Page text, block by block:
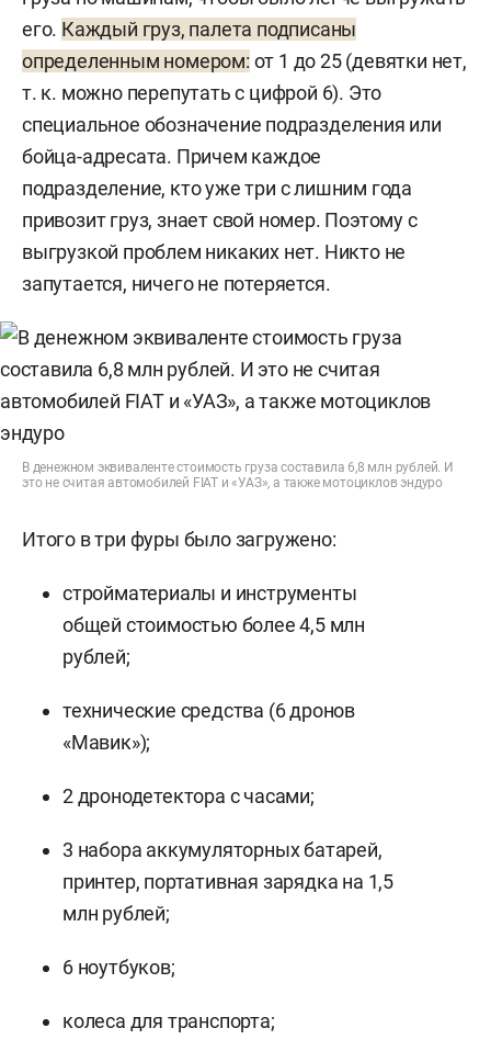
его. Каждый груз, палета подписаны
определенным номером: от 1 до 25 (девятки нет,
т. к. можно перепутать с цифрой 6). Это
специальное обозначение подразделения или
бойца-адресата. Причем каждое
подразделение, кто уже три с лишним года
привозит груз, знает свой номер. Поэтому с
выгрузкой проблем никаких нет. Никто не
запутается, ничего не потеряется.
В денежном эквиваленте стоимость груза составила 6,8 млн рублей. И
это не считая автомобилей FIAT и «УАЗ», а также мотоциклов эндуро
Итого в три фуры было загружено:
стройматериалы и инструменты
общей стоимостью более 4,5 млн
рублей;
технические средства (6 дронов
«Мавик»);
2 дронодетектора с часами;
3 набора аккумуляторных батарей,
принтер, портативная зарядка на 1,5
млн рублей;
6 ноутбуков;
колеса для транспорта;